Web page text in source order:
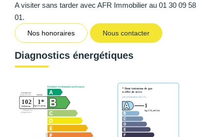
A visiter sans tarder avec AFR Immobilier au 01 30 09 58
01.
Nos honoraires Nous contacter
Diagnostics énergétiques